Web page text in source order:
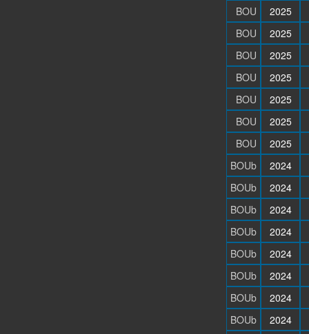
BOU
2025
BOU
2025
BOU
2025
BOU
2025
BOU
2025
BOU
2025
BOU
2025
BOUb
2024
BOUb
2024
BOUb
2024
BOUb
2024
BOUb
2024
BOUb
2024
BOUb
2024
BOUb
2024